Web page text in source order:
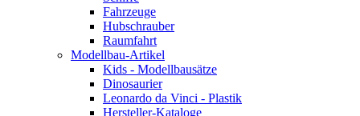
Fahrzeuge
Hubschrauber
Raumfahrt
Modellbau-Artikel
Kids - Modellbausätze
Dinosaurier
Leonardo da Vinci - Plastik
Hersteller-Kataloge